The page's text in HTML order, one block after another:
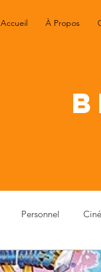
Accueil À Propos
Personnel